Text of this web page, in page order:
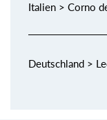
Italien > Corno
Deutschland >